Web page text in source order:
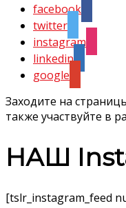
facebook
twitter
instagram
linkedin
google
Заходите на
также участвуйте в
НАШ
[tslr_instagram_feed